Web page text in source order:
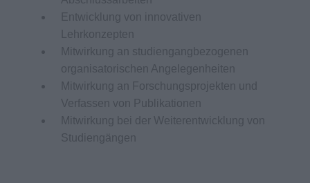
Entwicklung von innovativen
Lehrkonzepten
Mitwirkung an studiengangbezogenen
organisatorischen Angelegenheiten
Mitwirkung an Forschungsprojekten und
Verfassen von Publikationen
Mitwirkung bei der Weiterentwicklung von
Studiengängen